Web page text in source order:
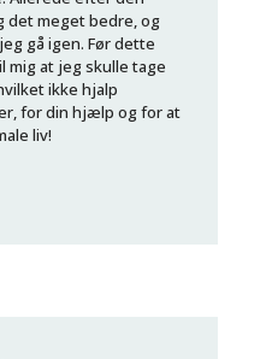
det meget bedre, og
gå igen. Før dette
at jeg skulle tage
ikke hjalp
for din hjælp og for at
liv!